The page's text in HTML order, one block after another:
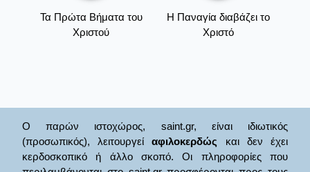
Τα Πρώτα Βήματα του
Χριστού
Η Παναγία διαβάζει το
Χριστό
Ο παρών ιστοχώρος, saint.gr, είναι ιδιωτικός
(προσωπικός), λειτουργείαφιλοκερδώς και δεν έχει
κερδοσκοπικό ή άλλο σκοπό. Οι πληροφορίες που